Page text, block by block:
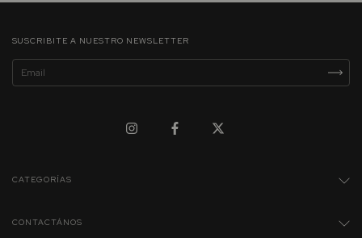
SUSCRIBITE A NUESTRO NEWSLETTER
CATEGORÍAS
CONTACTÁNOS